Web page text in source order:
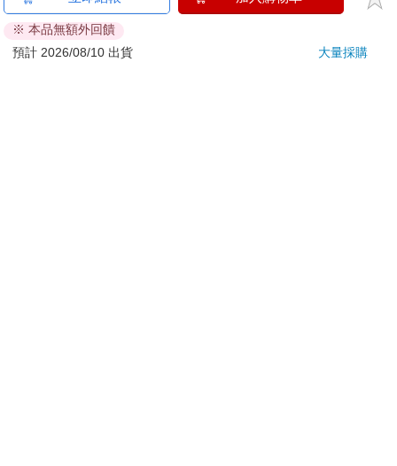
若非上列種類商品，均享有到貨7天的猶豫期（含例假
日）。
※ 本品無額外回饋
預計 2026/08/10 出貨
大量採購